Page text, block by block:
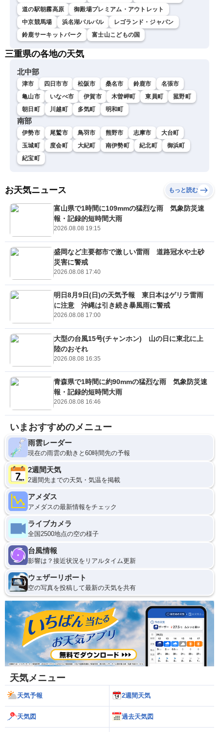
道の駅朝霧高原
御殿場プレミアム・アウトレット
中京競馬場
浜名湖パルパル
レゴランド・ジャパン
鈴鹿サーキットパーク
富士山こどもの国
三重県の各地の天気
北中部
津市 四日市市 松阪市 桑名市 鈴鹿市
名張市
亀山市
いなべ市 伊賀市 木曽岬町 東員町
菰野町
朝日町
川越町 多気町 明和町
南部
伊勢市 尾鷲市 鳥羽市 熊野市 志摩市
大台町
玉城町
度会町 大紀町 南伊勢町 紀北町
御浜町
紀宝町
お天気ニュース もっと読む
富山県で1時間に109mmの猛烈な雨 気象防災速
報・記録的短時間大雨
2026.08.08 19:15
盛岡など主要都市で激しい雷雨 道路冠水や土砂
災害に警戒
2026.08.08 17:40
明日8月9日(日)の天気予報 東日本はゲリラ雷雨
に注意 沖縄は引き続き暴風雨に警戒
2026.08.08 17:00
大型の台風15号(チャンホン) 山の日に東北に上
陸のおそれ
2026.08.08 16:35
青森県で1時間に約90mmの猛烈な雨 気象防災速
報・記録的短時間大雨
2026.08.08 16:46
いまおすすめのメニュー
雨雲レーダー
現在の雨雲の動きと60時間先の予報
2週間天気
2週間先までの天気・気温を掲載
アメダス
アメダスの最新情報をチェック
ライブカメラ
全国2500地点の空の様子
台風情報
影響は？接近状況をリアルタイム更新
ウェザーリポート
空の写真を投稿して最新の天気を共有
天気メニュー
天気予報 2週間天気
天気図 過去天気図